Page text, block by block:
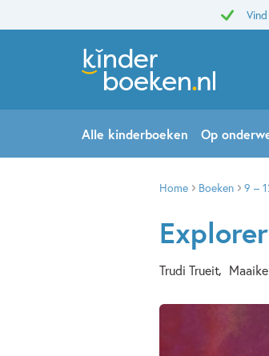
Alle kinderboeken Op
Home Boeken 9 –
Trudi Trueit